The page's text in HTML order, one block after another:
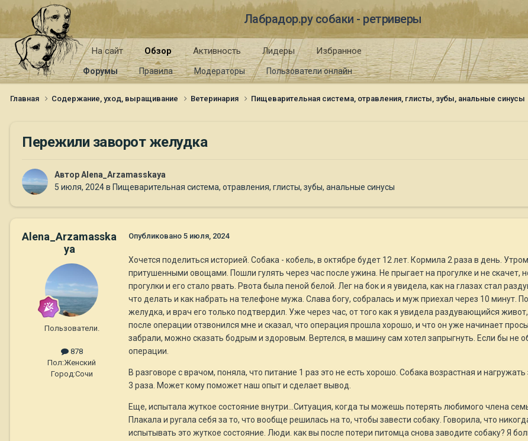
Лабрадор.ру собаки - ретриверы
На сайт Обзор
Форумы Правила Модераторы Пользователи онлайн
Активность Лидеры Избранное
Главная Содержание, уход, выращивание Ветеринария Пищеварительная система, отравления, глисты, зубы, анальные синусы
Пережили заворот желудка
АвторAlena_Arzamasskaya
5 июля, 2024в Пищеварительная система, отравления, глисты, зубы, анальные синусы
Alena_Arzamasska
ya
Пользователи.
878
Пол:Женский
Город:Сочи
Опубликовано 5 июля, 2024
Хочется поделиться историей. Собака - кобель, в октябре будет 12 лет. Кормила 2 раза в день.
притушенными овощами. Пошли гулять через час после ужина. Не прыгает на прогулке и не скачет,
прогулки и его стало рвать. Рвота была пеной белой. Лег на бок и я увидела, как на глазах стал
что делать и как набрать на телефоне мужа. Слава богу, собралась и муж приехал через 10 минут.
желудка, и врач его только подтвердил. Уже через час, от того как я увидела раздувающийся
после операции отзвонился мне и сказал, что операция прошла хорошо, и что он уже начинает
забрали, можно сказать бодрым и здоровым. Вертелся, в машину сам хотел запрыгнуть. Если бы не
операции.
В разговоре с врачом, поняла, что питание 1 раз это не есть хорошо. Собака возрастная и
3 раза. Может кому поможет наш опыт и сделает вывод.
Еще, испытала жуткое состояние внутри...Ситуация, когда ты можешь потерять любимого члена
Плакала и ругала себя за то, что вообще решилась на то, чтобы завести собаку. Говорила, что
испытывать это жуткое состояние. Люди. как вы после потери питомца снова заводите собаку? Я